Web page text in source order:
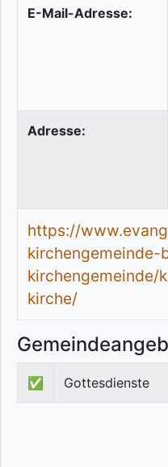
E-Mail-Adresse:
Adresse:
https://
kirchengemeinde-
kirchengemeinde/
kirche/
✅ Gottesdienste